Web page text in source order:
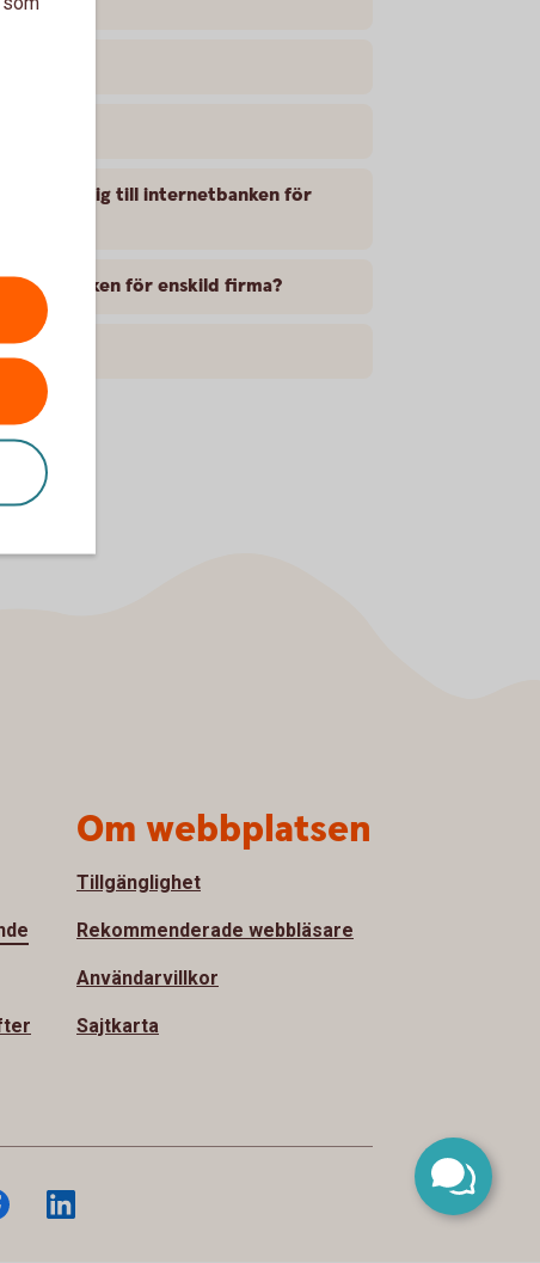
mig till internetbanken för
för enskild firma?
Om webbplatsen
Tillgänglighet
Rekommenderade webbläsare
Användarvillkor
Sajtkarta